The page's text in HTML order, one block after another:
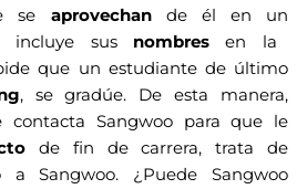
se aprovechan de él en un
incluye sus nombresen la
que un estudiante de último
, se gradúe. De esta manera,
contacta Sangwoo para que le
de fin de carrera, trata de
a Sangwoo. ¿Puede Sangwoo